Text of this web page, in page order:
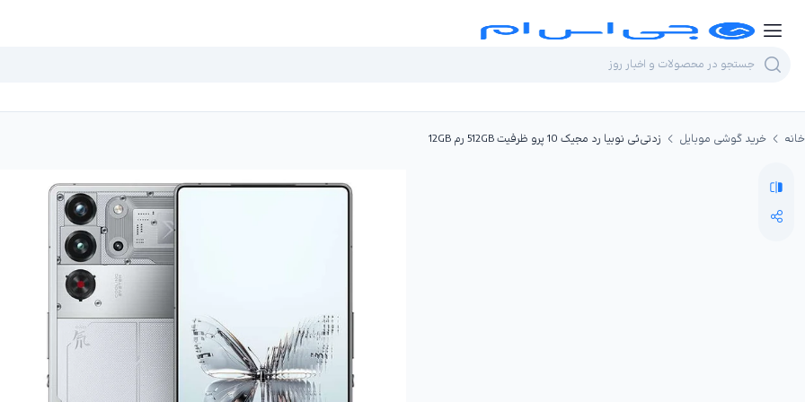
خانه خرید گوشی موبایل زد‌تی‌ئی نوبیا رد مجیک 10 پرو ظرفیت 512GB رم 12GB